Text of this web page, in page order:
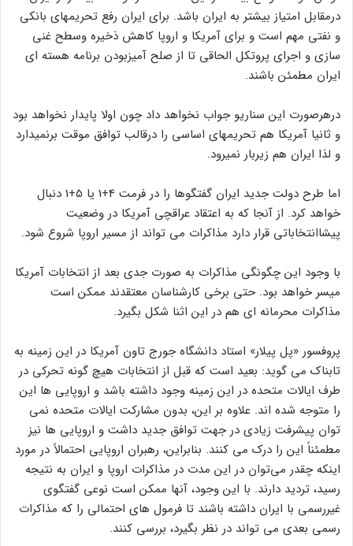
احتمالا آمریکا درمقابل رفع تحریمهای حداقلی، خواسته های حداکثری
همچون تعلیق غنی سازی سطح بالا و کاهش ذخائر اورانیوم غنی
شده ایران را خواهد داشت. بهمین دلیل ایران قبلا توافق موقت را رد
کرده است چون ابزار چانه زنی خود را ازدست خواهد داد. درسناریوی
درمقابل امتیاز بیشتر به ایران باشد. برای ایران رفع تحریمهای بانکی
و نفتی مهم است و برای آمریکا و اروپا کاهش ذخیره وسطح غنی
سازی و اجرای پروتکل الحاقی تا از صلح آمیزبودن برنامه هسته ای
درهرصورت این سناریو جواب نخواهد داد چون اولا پایدار نخواهد بود
و ثانیا آمریکا هم تحریمهای اساسی را درقالب توافق موقت برنمیدارد
اما طرح دولت جدید ایران گفتگوها را در فرمت 4+1 یا 5+1 دنبال
خواهد کرد. از آنجا که به اعتقاد عراقچی آمریکا در وضعیت
با وجود این چگونگی مذاکرات به صورت جدی بعد از انتخابات آمریکا
میسر خواهد بود. حتی برخی کارشناسان معتقدند ممکن است
مذاکرات محرمانه ای هم در این اثنا شکل بگیرد.
پروفسور «پل پیلار» استاد دانشگاه جورج تاون آمریکا در این زمینه به
تابناک می گوید: بعید است که قبل از انتخابات هیچ گونه تحرکی در
طرف ایالات متحده در این زمینه وجود داشته باشد و اروپایی ها این
را متوجه شده اند. علاوه بر این، بدون مشارکت ایالات متحده نمی
توان پیشرفت زیادی در جهت توافق جدید داشت و اروپایی ها نیز